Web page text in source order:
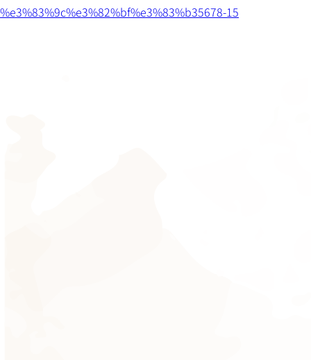
%e3%83%9c%e3%82%bf%e3%83%b35678-15